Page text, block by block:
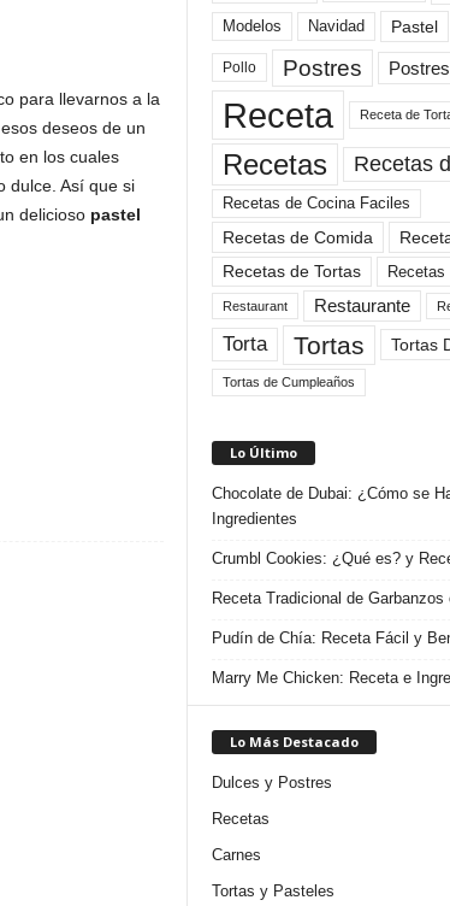
para llevarnos a la
deseos de un
en los cuales
dulce. Así que si
delicioso pastel
Modelos Navidad Pastel
Pollo Postres
Receta Receta de
Recetas Recetas
Recetas de Cocina Faciles
Recetas de Comida
Recetas de Tortas
Recetas
Restaurant Restaurante
Torta Tortas Tortas
Tortas de Cumpleaños
Lo Último
Chocolate de Dubai: ¿Cómo se
Ingredientes
Crumbl Cookies: ¿Qué es? y
Receta Tradicional de Garbanzos
Pudín de Chía: Receta Fácil y
Marry Me Chicken: Receta e
Lo Más Destacado
Dulces y Postres
Recetas
Carnes
Tortas y Pasteles